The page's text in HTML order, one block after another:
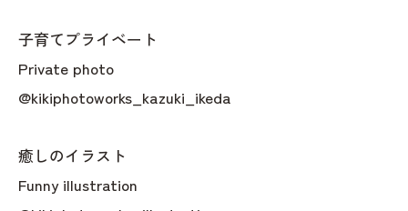
子育てプライベート
Private photo
@kikiphotoworks_kazuki_ikeda
癒しのイラスト
Funny illustration